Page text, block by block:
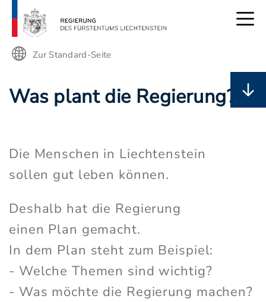
Zur Standard-Seite
Was plant die Regierung?
Die Menschen in Liechtenstein
sollen gut leben können.
Deshalb hat die Regierung
einen Plan gemacht.
In dem Plan steht zum Beispiel:
- Welche Themen sind wichtig?
- Was möchte die Regierung machen?